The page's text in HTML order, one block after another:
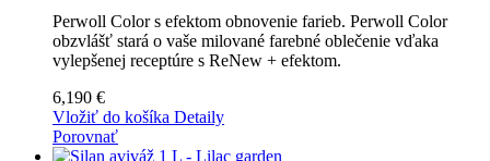
Perwoll Color s efektom obnovenie farieb. Perwoll Color
obzvlášť stará o vaše milované farebné oblečenie vďaka
vylepšenej receptúre s ReNew + efektom.
6,190 €
Vložiť do košíka Detaily
Porovnať